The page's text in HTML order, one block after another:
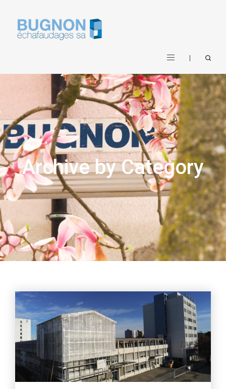
Archive by Category